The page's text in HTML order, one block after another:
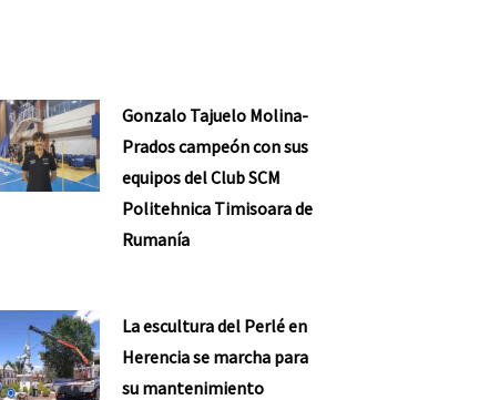
Gonzalo Tajuelo Molina-
Prados campeón con sus
equipos del Club SCM
Politehnica Timisoara de
Rumanía
La escultura del Perlé en
Herencia se marcha para
su mantenimiento